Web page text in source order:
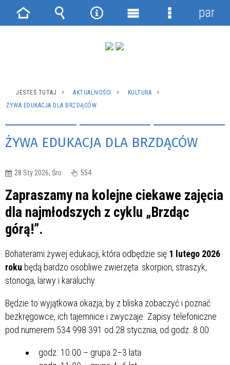
JESTEŚ TUTAJ AKTUALNOŚCI
KULTURA
ŻYWA EDUKACJA DLA BRZDĄCÓW
ŻYWA EDUKACJA DLA BRZDĄCÓW
28 Sty 2026, Śro 554
Zapraszamy na kolejne ciekawe zajęcia
dla najmłodszych z cyklu „Brzdąc
górą!”.
Bohaterami żywej edukacji, która odbędzie się 1 lutego 2026
roku będą bardzo osobliwe zwierzęta: skorpion, straszyk,
stonoga, larwy i karaluchy.
Będzie to wyjątkowa okazja, by z bliska zobaczyć i poznać
bezkręgowce, ich tajemnice i zwyczaje. Zapisy telefoniczne
pod numerem 534 998 391 od 28 stycznia, od godz. 8.00.
godz. 10.00 – grupa 2–3 lata
Strona Wyszukiwarka
NarzędziaMenu
Menu
panel